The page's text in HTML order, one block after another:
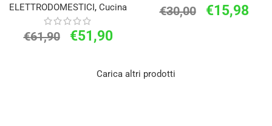
ELETTRODOMESTICI, Cucina
€61,90 €51,90
€30,00 €15,98
Carica altri prodotti